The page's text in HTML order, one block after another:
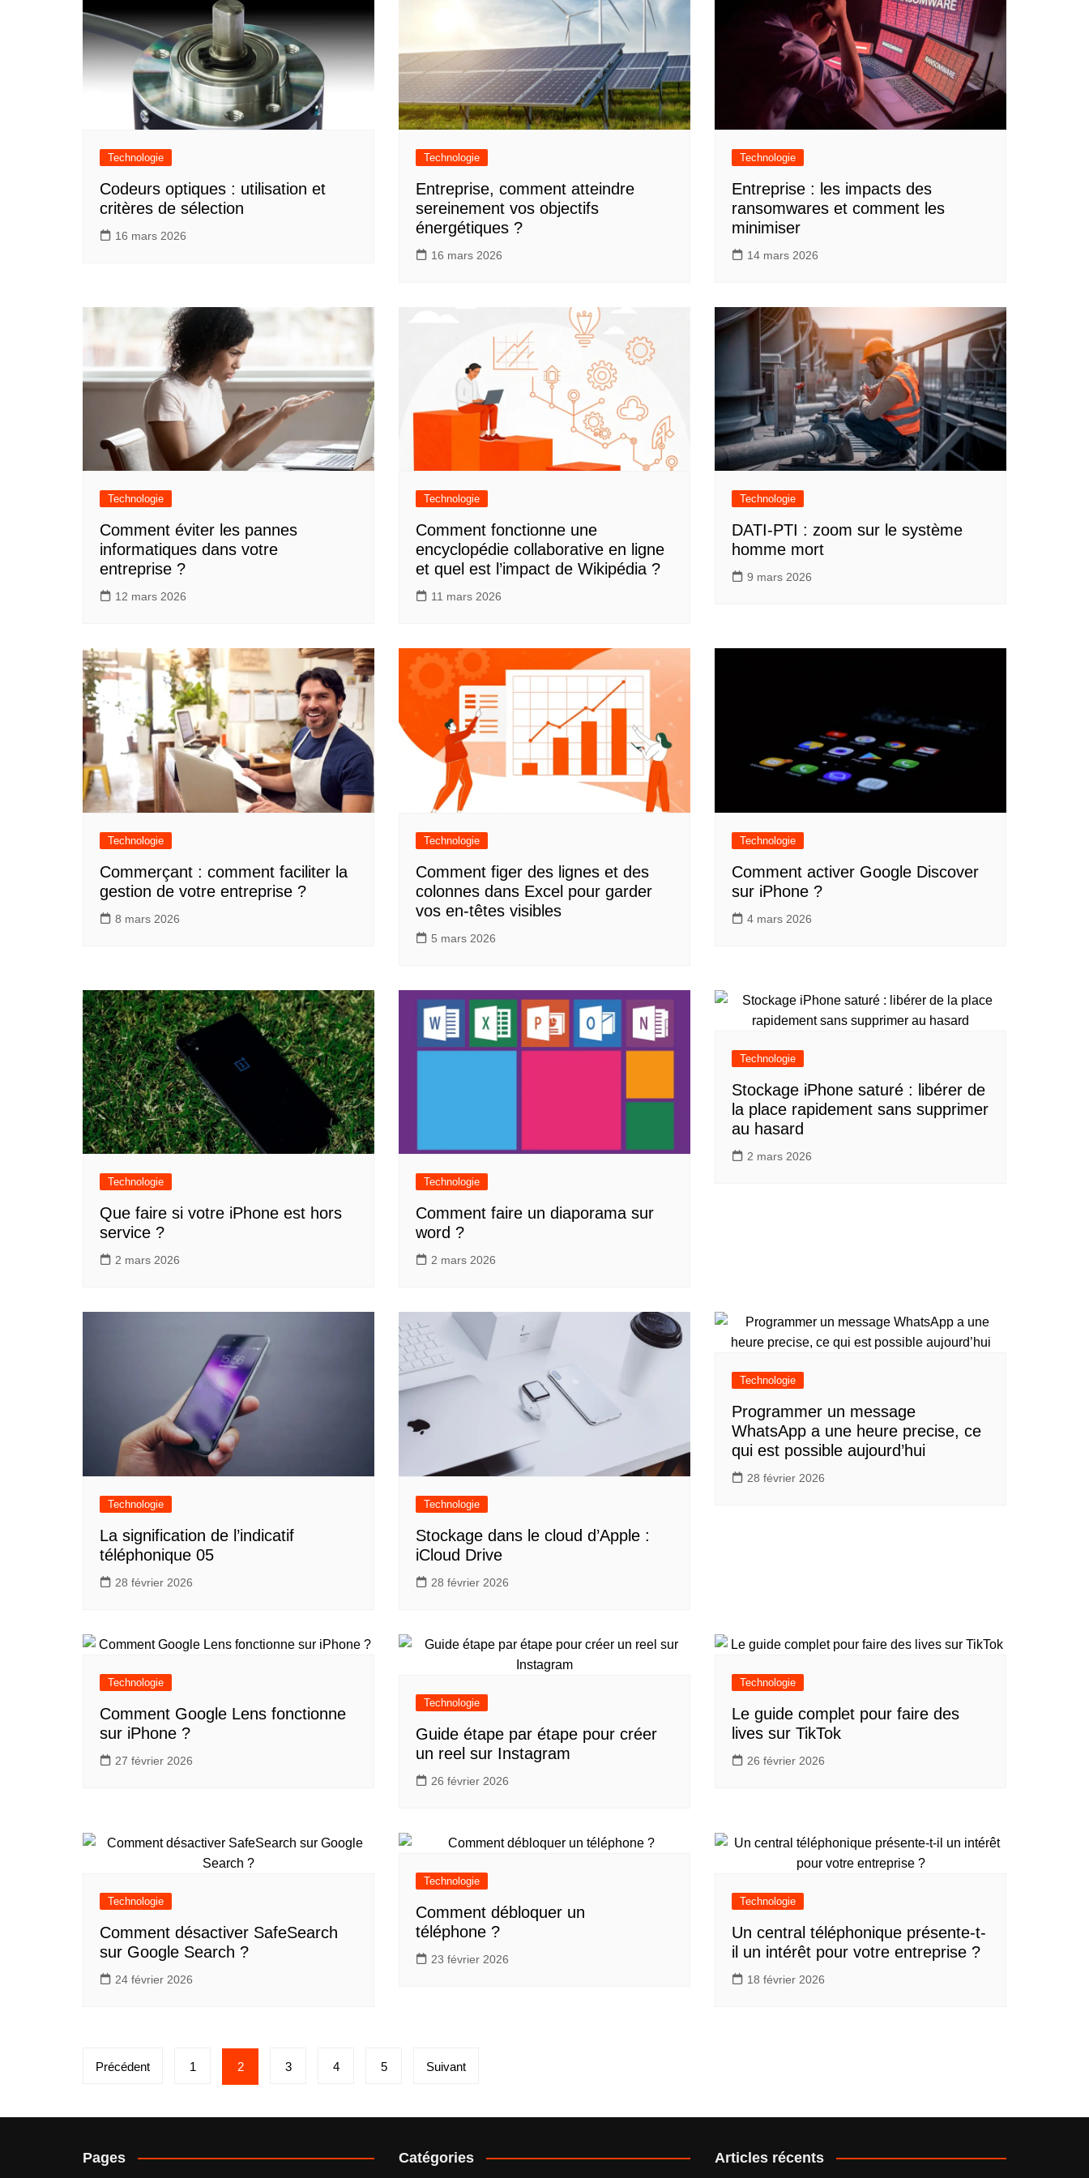
Technologie
Codeurs optiques : utilisation et
critères de sélection
16 mars 2026
Technologie
Entreprise, comment atteindre
sereinement vos objectifs
énergétiques ?
16 mars 2026
Technologie
Entreprise : les impacts des
ransomwares et comment les
minimiser
14 mars 2026
Technologie
Comment éviter les pannes
informatiques dans votre
entreprise ?
12 mars 2026
Technologie
Comment fonctionne une
encyclopédie collaborative en ligne
et quel est l’impact de Wikipédia ?
11 mars 2026
Technologie
DATI-PTI : zoom sur le système
homme mort
9 mars 2026
Technologie
Commerçant : comment faciliter la
gestion de votre entreprise ?
8 mars 2026
Technologie
Comment figer des lignes et des
colonnes dans Excel pour garder
vos en-têtes visibles
5 mars 2026
Technologie
Comment activer Google Discover
sur iPhone ?
4 mars 2026
Technologie
Que faire si votre iPhone est hors
service ?
2 mars 2026
Technologie
Comment faire un diaporama sur
word ?
2 mars 2026
Technologie
Stockage iPhone saturé : libérer de
la place rapidement sans supprimer
au hasard
2 mars 2026
Technologie
La signification de l’indicatif
téléphonique 05
28 février 2026
Technologie
Stockage dans le cloud d’Apple :
iCloud Drive
28 février 2026
Technologie
Programmer un message
WhatsApp a une heure precise, ce
qui est possible aujourd’hui
28 février 2026
Technologie
Comment Google Lens fonctionne
sur iPhone ?
27 février 2026
Technologie
Guide étape par étape pour créer
un reel sur Instagram
26 février 2026
Technologie
Le guide complet pour faire des
lives sur TikTok
26 février 2026
Technologie
Comment désactiver SafeSearch
sur Google Search ?
24 février 2026
Technologie
Comment débloquer un
téléphone ?
23 février 2026
Technologie
Un central téléphonique présente-t-
il un intérêt pour votre entreprise ?
18 février 2026
Pagination
publications
Précédent 1 2 3 4 5 Suivant
Pages Catégories Articles récents